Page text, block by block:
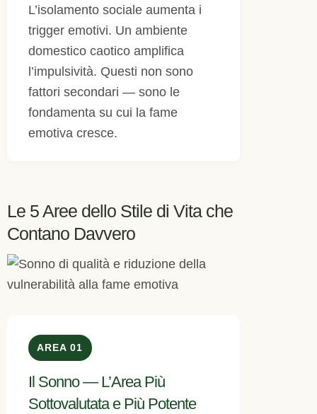
L’isolamento sociale aumenta i
trigger emotivi. Un ambiente
domestico caotico amplifica
l’impulsività. Questi non sono
fattori secondari — sono le
fondamenta su cui la fame
emotiva cresce.
Le 5 Aree dello Stile di Vita che
Contano Davvero
AREA 01
Il Sonno — L’Area Più
Sottovalutata e Più Potente